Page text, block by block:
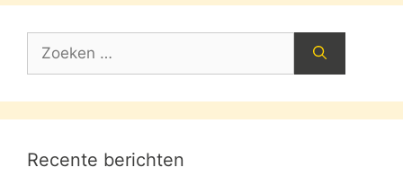
Zoek
Recente berichten